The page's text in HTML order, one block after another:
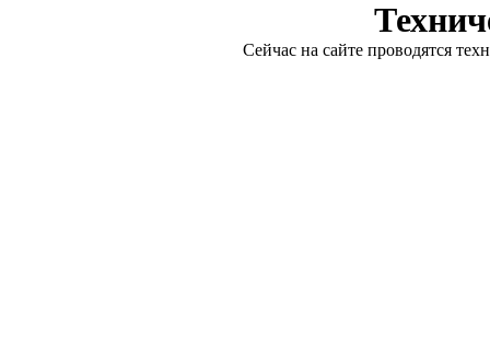
Сейчас на сайте проводятся